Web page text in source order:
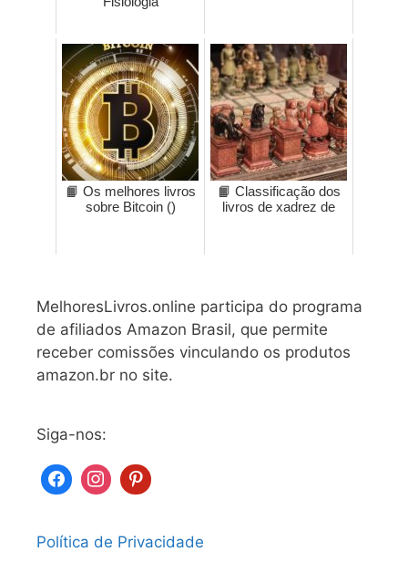
📙 Os melhores livros
sobre Bitcoin ()
📙 Classificação dos
livros de xadrez de
MelhoresLivros.online participa do programa
de afiliados Amazon Brasil, que permite
receber comissões vinculando os produtos
amazon.br no site.
Siga-nos:
Política de Privacidade